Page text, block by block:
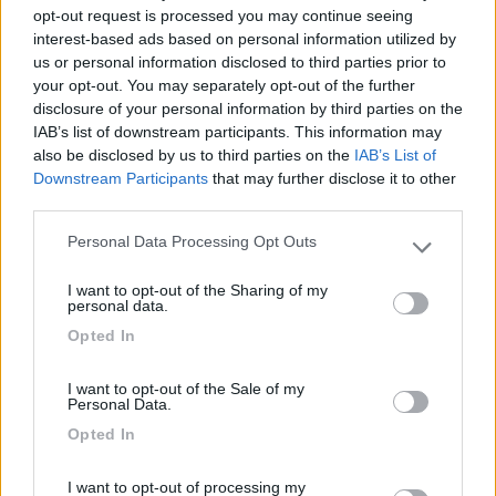
opt-out request is processed you may continue seeing
interest-based ads based on personal information utilized by
us or personal information disclosed to third parties prior to
your opt-out. You may separately opt-out of the further
disclosure of your personal information by third parties on the
IAB’s list of downstream participants. This information may
also be disclosed by us to third parties on the IAB’s List of
Downstream Participants that may further disclose it to other
Please note that this website/app uses one or more Google
not limited to your visit or usage behaviour. You may click to
use your data for below specified purposes in below Google
Personal Data Processing Opt Outs
I want to opt-out of the Sharing of my
personal data.
Opted In
I want to opt-out of the Sale of my
Personal Data.
Opted In
I want to opt-out of processing my
impiegatodel...
30979
09/11/2019 20:15:00
In risposta al messaggio di IZ4DJI del 09/11/2019
preferisce comperare in negozio, vedere la roba, e casomai fare due
parole con il negoziante, però mi sono accorto che spesso il negoziante
vuole venderti
Nei casi come il tuo dove si sa cosa prendere e non hai sotto
cada il negozio, ci sta prendere on line, ma se uno non sa cosa